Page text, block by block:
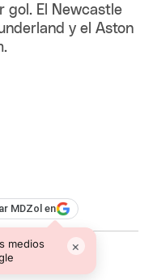
gol. El Newcastle
y el Aston
MDZol en
medios
×